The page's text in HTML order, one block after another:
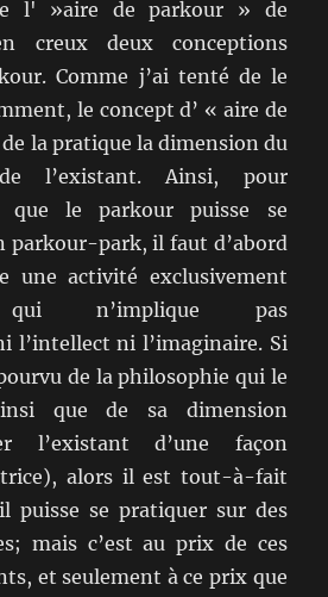
l' »aire de parkour » de
creux deux conceptions
Comme j’ai tenté de le
le concept d’ « aire de
la pratique la dimension du
l’existant. Ainsi, pour
que le parkour puisse se
parkour-park, il faut d’abord
une activité exclusivement
n’implique pas
l’intellect ni l’imaginaire. Si
de la philosophie qui le
que de sa dimension
l’existant d’une façon
alors il est tout-à-fait
puisse se pratiquer sur des
mais c’est au prix de ces
et seulement à ce prix que